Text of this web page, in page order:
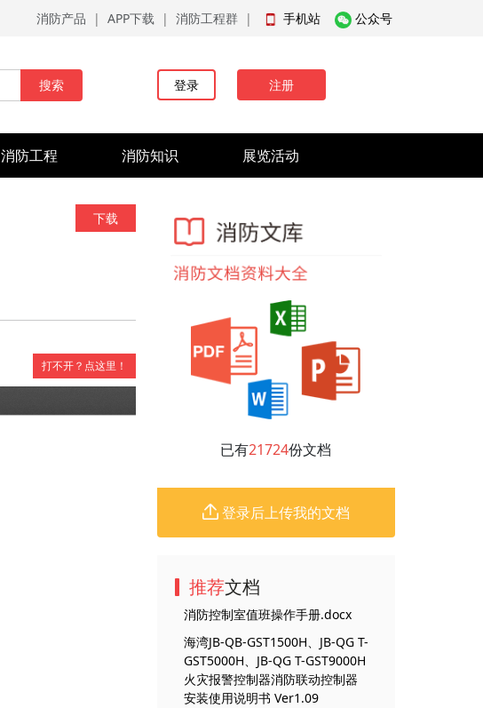
消防产品 | APP下载 | 消防工程群 | 手机站 公众号
搜索 登录 注册
消防工程 消防知识 展览活动
下载
打不开？点这里！
已有21724份文档
登录后上传我的文档
推荐文档
消防控制室值班操作手册.docx
海湾JB-QB-GST1500H、JB-QG T-
GST5000H、JB-QG T-GST9000H
火灾报警控制器消防联动控制器
安装使用说明书 Ver1.09